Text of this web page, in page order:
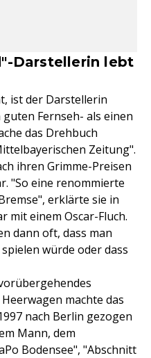
Darstellerin lebt
ist der Darstellerin
Fernseh- als einen
das Drehbuch
Zeitung".
ihren Grimme-Preisen
"So eine renommierte
erklärte sie in
mit einem Oscar-Fluch.
dann oft, dass man
würde oder dass
machte das
nach Berlin gezogen
Mann, dem
Bodensee", "Abschnitt